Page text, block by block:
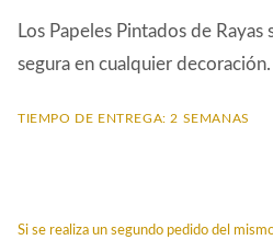
Los Papeles Pintados de
segura en cualquier decoración.
TIEMPO DE ENTREGA: 2 SEMANAS
Si se realiza un segundo pedido del